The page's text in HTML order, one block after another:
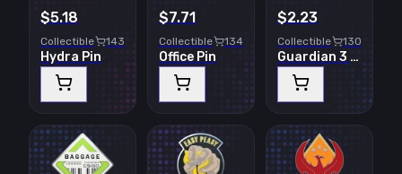
$5.18
Collectible 143
Hydra Pin
$7.71
Collectible 134
Office Pin
$2.23
Collectible 130
Guardian 3 Pin